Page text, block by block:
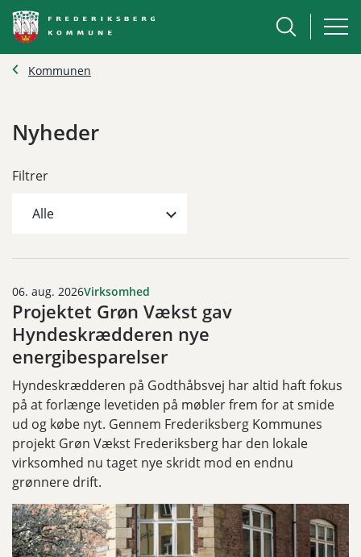
Kommunen
Nyheder
Filtrer
06. aug. 2026Virksomhed
Projektet Grøn Vækst gav
Hyndeskrædderen nye
energibesparelser
Hyndeskrædderen på Godthåbsvej har altid haft fokus
på at forlænge levetiden på møbler frem for at smide
ud og købe nyt. Gennem Frederiksberg Kommunes
projekt Grøn Vækst Frederiksberg har den lokale
virksomhed nu taget nye skridt mod en endnu
grønnere drift.